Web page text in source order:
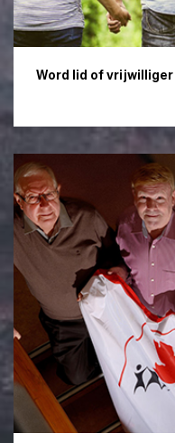
Word lid of vrijwilliger